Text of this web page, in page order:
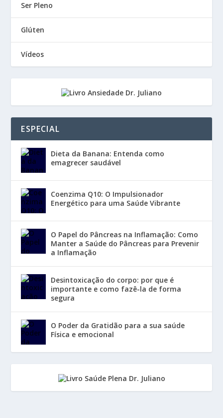
Ser Pleno
Glúten
Vídeos
ESPECIAL
Dieta da Banana: Entenda como
emagrecer saudável
Coenzima Q10: O Impulsionador
Energético para uma Saúde Vibrante
O Papel do Pâncreas na Inflamação: Como
Manter a Saúde do Pâncreas para Prevenir
a Inflamação
Desintoxicação do corpo: por que é
importante e como fazê-la de forma
segura
O Poder da Gratidão para a sua saúde
Física e emocional